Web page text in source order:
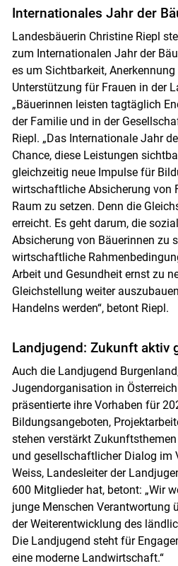
Internationales Jahr der
Landesbäuerin Christine Riepl
zum Internationalen Jahr der
es um Sichtbarkeit,
Unterstützung für Frauen in der
„Bäuerinnen leisten tagtäglich
der Familie und in der
Riepl. „Das Internationale Jahr
Chance, diese Leistungen
gleichzeitig neue Impulse für
wirtschaftliche Absicherung von
Raum zu setzen. Denn die
erreicht. Es geht darum, die
Absicherung von Bäuerinnen zu
wirtschaftliche
Arbeit und Gesundheit ernst zu
Gleichstellung weiter
Handelns werden“, betont Riepl.
Landjugend: Zukunft aktiv
Auch die Landjugend
Jugendorganisation in
präsentierte ihre Vorhaben für
Bildungsangeboten,
stehen verstärkt
und gesellschaftlicher Dialog im
Weiss, Landesleiter der
600 Mitglieder hat, betont: „Wir
junge Menschen Verantwortung
der Weiterentwicklung des
Die Landjugend steht für
eine moderne Landwirtschaft.“